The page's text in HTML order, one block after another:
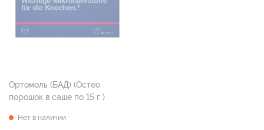
Ортомоль (БАД) (Остео
порошок в саше по 15 г )
Нет в наличии